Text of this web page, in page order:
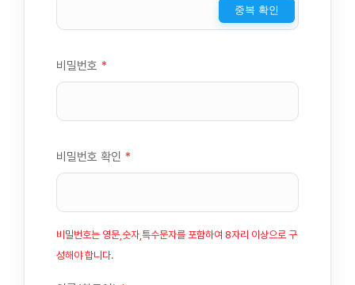
중복 확인
비밀번호 *
비밀번호 확인 *
비밀번호는 영문,숫자,특수문자를 포함하여 8자리 이상으로 구
성해야 합니다.